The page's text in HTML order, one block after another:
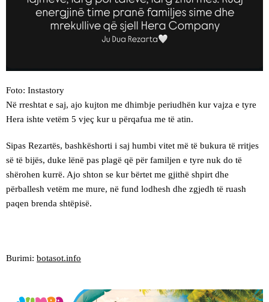
Foto: Instastory
Në rreshtat e saj, ajo kujton me dhimbje periudhën kur vajza e tyre
Hera ishte vetëm 5 vjeç kur u përqafua me të atin.
Sipas Rezartës, bashkëshorti i saj humbi vitet më të bukura të rritjes
së të bijës, duke lënë pas plagë që për familjen e tyre nuk do të
shërohen kurrë. Ajo shton se kur bërtet me gjithë shpirt dhe
përballesh vetëm me mure, në fund lodhesh dhe zgjedh të ruash
paqen brenda shtëpisë.
Burimi: botasot.info